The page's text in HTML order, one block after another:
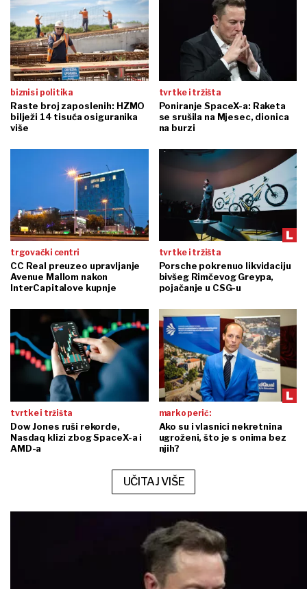
biznis i politika
Raste broj zaposlenih: HZMO
bilježi 14 tisuća osiguranika
više
tvrtke i tržišta
Poniranje SpaceX-a: Raketa
se srušila na Mjesec, dionica
na burzi
trgovački centri
CC Real preuzeo upravljanje
Avenue Mallom nakon
InterCapitalove kupnje
tvrtke i tržišta
Porsche pokrenuo likvidaciju
bivšeg Rimčevog Greypa,
pojačanje u CSG-u
tvrtke i tržišta
Dow Jones ruši rekorde,
Nasdaq klizi zbog SpaceX-a i
AMD-a
marko perić:
Ako su i vlasnici nekretnina
ugroženi, što je s onima bez
njih?
UČITAJ VIŠE